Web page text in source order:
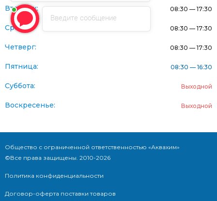
Вторник: 08:30 — 17:30
Среда: 08:30 — 17:30
Четверг: 08:30 — 17:30
Пятница: 08:30 — 16:30
Суббота: Выходной
Воскресенье: Выходной
Общество с ограниченной ответственностью «Аквахим»
©Все права защищены. 2010-2026
Политика конфиденциальности
Договор-оферта поставки товаров
Введите сообщение